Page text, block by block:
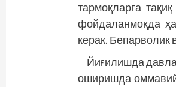
тармоқларга
фойдаланмоқда
керак. Бепарволик
Йиғилишда
оширишда омма­вий